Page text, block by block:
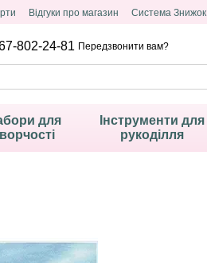
Відгуки про магазин Система Знижок
802-24-81 Передзвонити вам?
для
Інструменти для
рукоділля